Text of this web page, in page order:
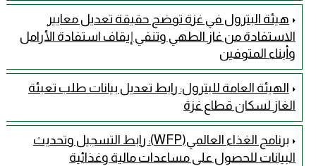
هيئة البترول في غزة توضح حقيقة تعديل معايير
الاستفادة من غاز الطهي وتنفي إيقاف استفادة الأرامل
وأبناء المتوفين
الهيئة العامة للبترول: رابط تعديل بيانات طلب تعبئة
الغاز لسكان قطاع غزة
برنامج الغذاء العالمي(WFP): رابط التسجيل وتحديث
البيانات للحصول على مساعدات مالية وغذائية